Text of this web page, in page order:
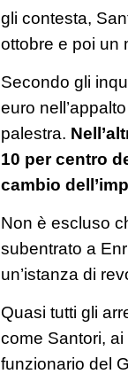
gli contesta,
ottobre e poi un
Secondo gli
euro
palestra.
10 per centro
cambio
Non è escluso
subentrato a
un’istanza di
Quasi tutti gli
come Santori,
funzionario del